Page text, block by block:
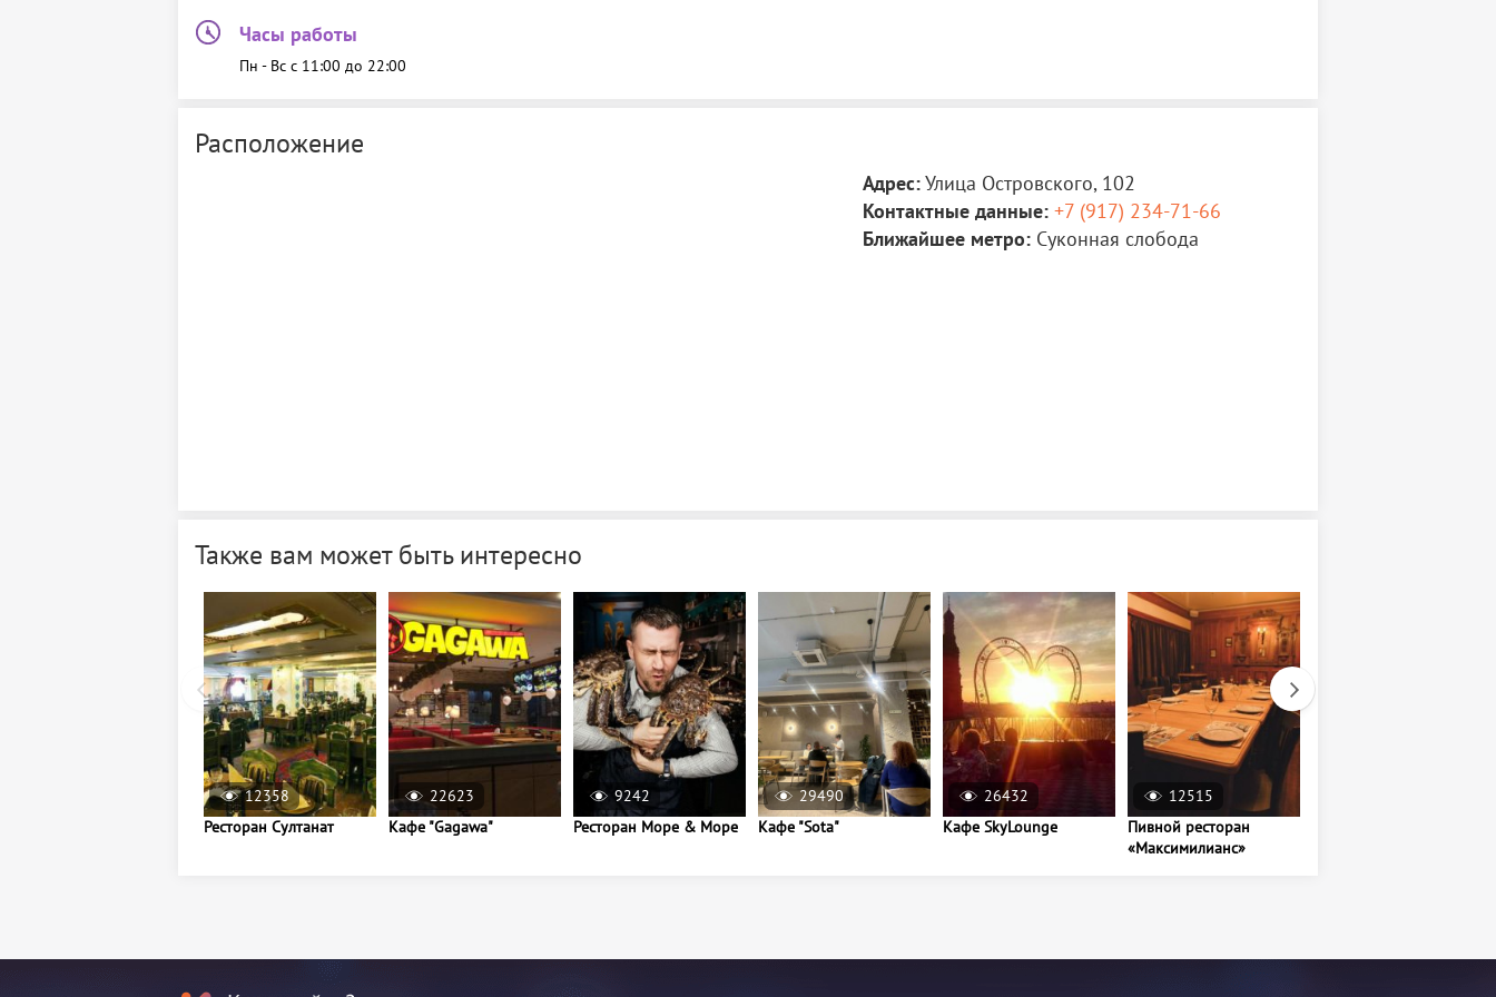
Часы работы
Пн - Вс c 11:00 до 22:00
Расположение
Адрес:​Улица Островского, 102
Контактные данные: +7 (917) 234-71-66
Ближайшее метро: Суконная слобода
Также вам может быть интересно
12358
Ресторан Султанат
22623
Кафе "Gagawa"
9242
Ресторан Море & Море
29490
Кафе "Sota"
26432
Кафе SkyLounge
12515
Пивной ресторан
«Максимилианс»